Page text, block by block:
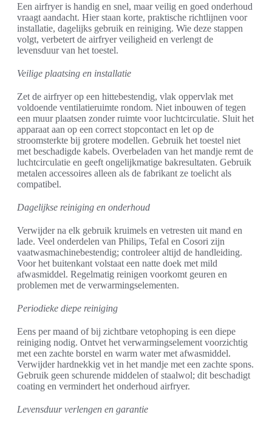
Een airfryer is handig en snel, maar veilig en goed onderhoud
vraagt aandacht. Hier staan korte, praktische richtlijnen voor
installatie, dagelijks gebruik en reiniging. Wie deze stappen
volgt, verbetert de airfryer veiligheid en verlengt de
levensduur van het toestel.
Veilige plaatsing en installatie
Zet de airfryer op een hittebestendig, vlak oppervlak met
voldoende ventilatieruimte rondom. Niet inbouwen of tegen
een muur plaatsen zonder ruimte voor luchtcirculatie. Sluit het
apparaat aan op een correct stopcontact en let op de
stroomsterkte bij grotere modellen. Gebruik het toestel niet
met beschadigde kabels. Overbeladen van het mandje remt de
luchtcirculatie en geeft ongelijkmatige bakresultaten. Gebruik
metalen accessoires alleen als de fabrikant ze toelicht als
compatibel.
Dagelijkse reiniging en onderhoud
Verwijder na elk gebruik kruimels en vetresten uit mand en
lade. Veel onderdelen van Philips, Tefal en Cosori zijn
vaatwasmachinebestendig; controleer altijd de handleiding.
Voor het buitenkant volstaat een natte doek met mild
afwasmiddel. Regelmatig reinigen voorkomt geuren en
problemen met de verwarmingselementen.
Periodieke diepe reiniging
Eens per maand of bij zichtbare vetophoping is een diepe
reiniging nodig. Ontvet het verwarmingselement voorzichtig
met een zachte borstel en warm water met afwasmiddel.
Verwijder hardnekkig vet in het mandje met een zachte spons.
Gebruik geen schurende middelen of staalwol; dit beschadigt
coating en vermindert het onderhoud airfryer.
Levensduur verlengen en garantie